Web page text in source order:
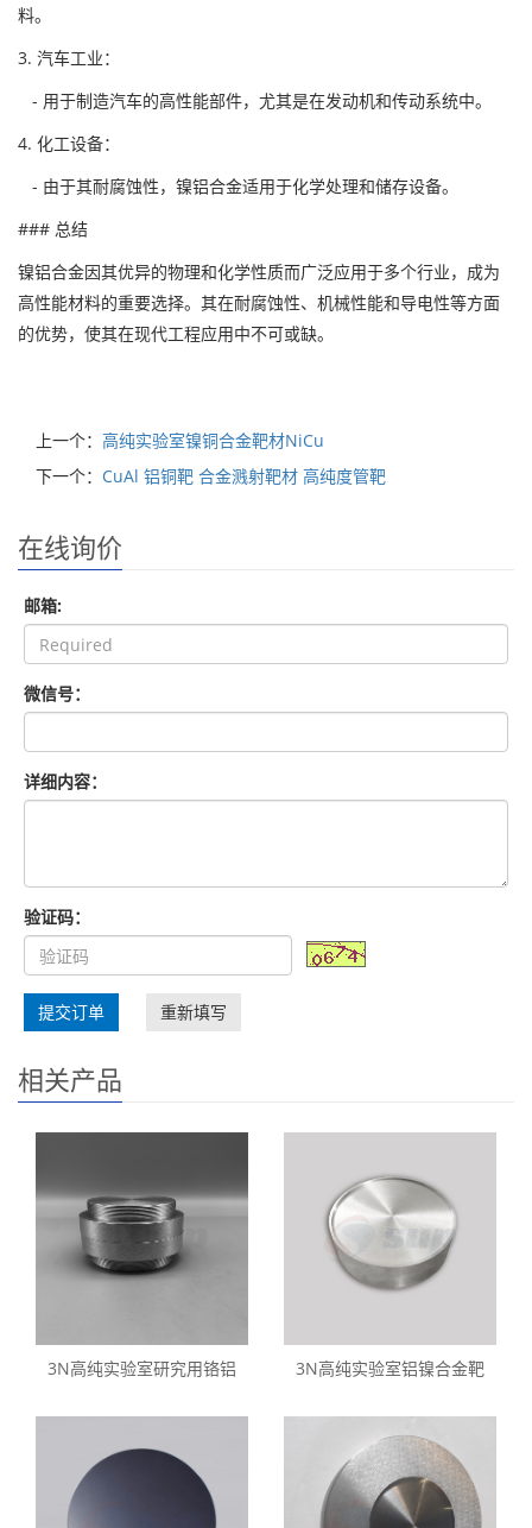
料。
3. 汽车工业：
- 用于制造汽车的高性能部件，尤其是在发动机和传动系统中。
4. 化工设备：
- 由于其耐腐蚀性，镍铝合金适用于化学处理和储存设备。
### 总结
镍铝合金因其优异的物理和化学性质而广泛应用于多个行业，成为
高性能材料的重要选择。其在耐腐蚀性、机械性能和导电性等方面
的优势，使其在现代工程应用中不可或缺。
上一个： 高纯实验室镍铜合金靶材NiCu
下一个： CuAl 铝铜靶 合金溅射靶材 高纯度管靶
在线询价
邮箱:
微信号：
详细内容：
验证码：
提交订单 重新填写
相关产品
3N高纯实验室研究用铬铝 3N高纯实验室铝镍合金靶